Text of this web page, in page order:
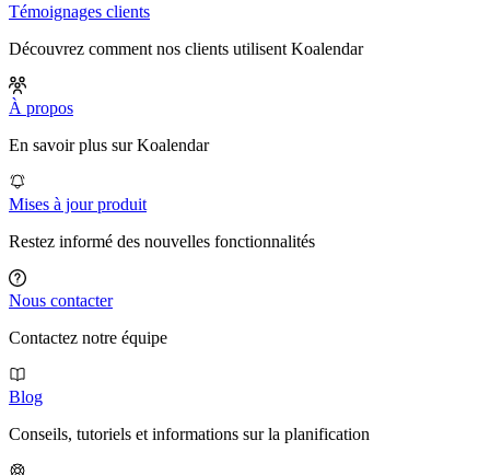
Témoignages clients
Découvrez comment nos clients utilisent Koalendar
À propos
En savoir plus sur Koalendar
Mises à jour produit
Restez informé des nouvelles fonctionnalités
Nous contacter
Contactez notre équipe
Blog
Conseils, tutoriels et informations sur la planification